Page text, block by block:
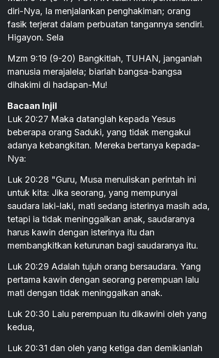
diri-Nya, Ia menjalankan penghakiman; orang
fasik terjerat dalam perbuatan tangannya sendiri.
Higayon. Sela
Mzm 9:19 (9-20) Bangkitlah, TUHAN, janganlah
manusia merajalela; biarlah bangsa-bangsa
dihakimi di hadapan-Mu!
Bacaan Injil
Luk 20:27 Maka datanglah kepada Yesus
beberapa orang Saduki, yang tidak mengakui
adanya kebangkitan. Mereka bertanya kepada-
Nya:
Luk 20:28 "Guru, Musa menuliskan perintah ini
untuk kita: Jika seorang, yang mempunyai
saudara laki-laki, mati sedang isterinya masih ada,
tetapi ia tidak meninggalkan anak, saudaranya
harus kawin dengan isterinya itu dan
membangkitkan keturunan bagi saudaranya itu.
Luk 20:29 Adalah tujuh orang bersaudara. Yang
pertama kawin dengan seorang perempuan lalu
mati dengan tidak meninggalkan anak.
Luk 20:30 Lalu perempuan itu dikawini oleh yang
kedua,
Luk 20:31 dan oleh yang ketiga dan demikianlah